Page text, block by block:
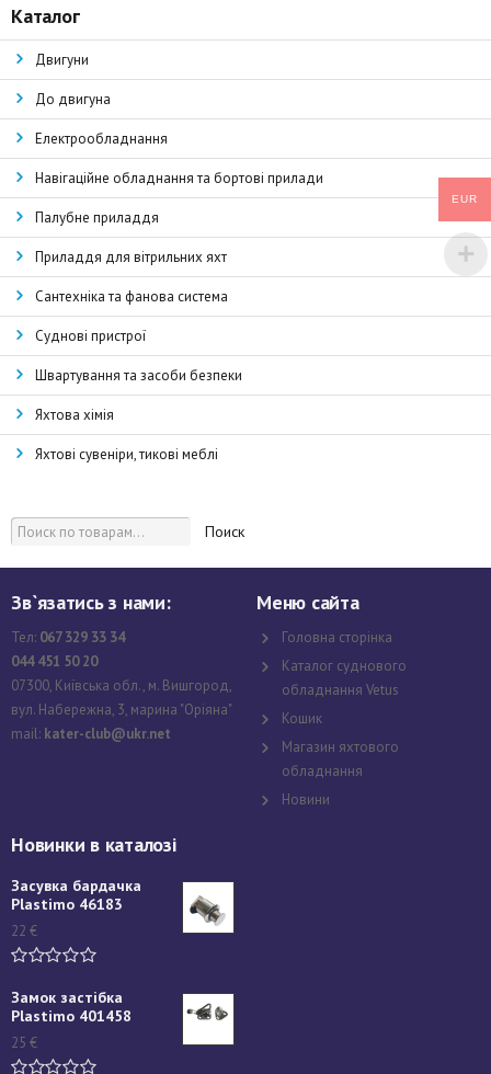
Каталог
Двигуни
До двигуна
Електрообладнання
Навігаційне обладнання та бортові прилади
Палубне приладдя
Приладдя для вітрильних яхт
Сантехніка та фанова система
Суднові пристрої
Швартування та засоби безпеки
Яхтова хімія
Яхтові сувеніри, тикові меблі
Поиск
Зв`язатись з нами:
Тел: 067 329 33 34
044 451 50 20
07300, Київська обл., м. Вишгород,
вул. Набережна, 3, марина "Оріяна"
mail: kater-club@ukr.net
Меню сайта
Головна сторінка
Каталог суднового
обладнання Vetus
Кошик
Магазин яхтового
обладнання
Новини
Новинки в каталозі
Засувка бардачка
Plastimo 46183
22 €
Замок застібка
Plastimo 401458
25 €
EUR